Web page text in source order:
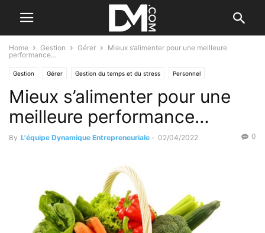
Home Gestion Gérer
Mieux s’alimenter pour une meilleure
performance…
Gestion Gérer Gestion du temps et du stress Personnel
Mieux s’alimenter pour une
meilleure performance…
By L'équipe Dynamique Entrepreneuriale - 02/04/2022 0